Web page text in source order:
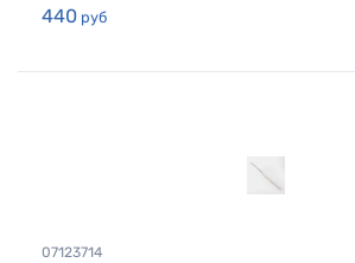
440 руб
07123714